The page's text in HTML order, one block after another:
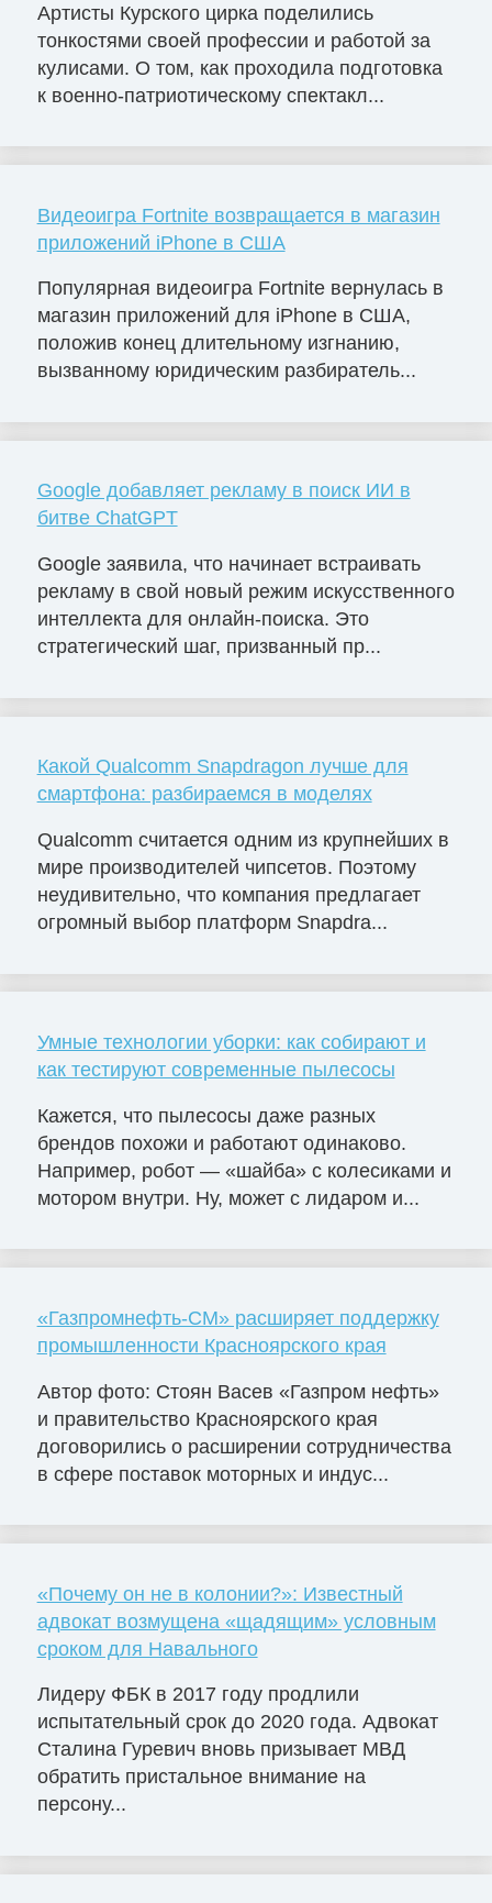
Артисты Курского цирка поделились
тонкостями своей профессии и работой за
кулисами. О том, как проходила подготовка
к военно-патриотическому спектакл...
Видеоигра Fortnite возвращается в магазин
приложений iPhone в США
Популярная видеоигра Fortnite вернулась в
магазин приложений для iPhone в США,
положив конец длительному изгнанию,
вызванному юридическим разбиратель...
Google добавляет рекламу в поиск ИИ в
битве ChatGPT
Google заявила, что начинает встраивать
рекламу в свой новый режим искусственного
интеллекта для онлайн-поиска. Это
стратегический шаг, призванный пр...
Какой Qualcomm Snapdragon лучше для
смартфона: разбираемся в моделях
Qualcomm считается одним из крупнейших в
мире производителей чипсетов. Поэтому
неудивительно, что компания предлагает
огромный выбор платформ Snapdra...
Умные технологии уборки: как собирают и
как тестируют современные пылесосы
Кажется, что пылесосы даже разных
брендов похожи и работают одинаково.
Например, робот — «шайба» с колесиками и
мотором внутри. Ну, может с лидаром и...
«Газпромнефть-СМ» расширяет поддержку
промышленности Красноярского края
Автор фото: Стоян Васев «Газпром нефть»
и правительство Красноярского края
договорились о расширении сотрудничества
в сфере поставок моторных и индус...
«Почему он не в колонии?»: Известный
адвокат возмущена «щадящим» условным
сроком для Навального
Лидеру ФБК в 2017 году продлили
испытательный срок до 2020 года. Адвокат
Сталина Гуревич вновь призывает МВД
обратить пристальное внимание на
персону...